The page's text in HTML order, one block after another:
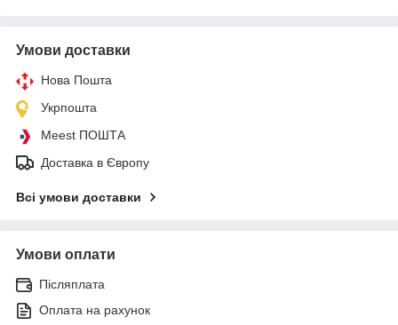
Умови доставки
Нова Пошта
Укрпошта
Meest ПОШТА
Доставка в Європу
Всі умови доставки
Умови оплати
Післяплата
Оплата на рахунок